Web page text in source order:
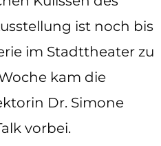
ist noch bis
im Stadttheater zu
kam die
Dr. Simone
vorbei.